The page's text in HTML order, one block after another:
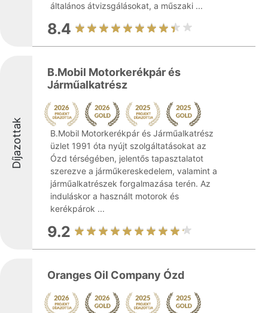
általános átvizsgálásokat, a műszaki ...
8.4
Díjazottak
B.Mobil Motorkerékpár és
Járműalkatrész
B.Mobil Motorkerékpár és Járműalkatrész
üzlet 1991 óta nyújt szolgáltatásokat az
Ózd térségében, jelentős tapasztalatot
szerezve a járműkereskedelem, valamint a
járműalkatrészek forgalmazása terén. Az
induláskor a használt motorok és
kerékpárok ...
9.2
Oranges Oil Company Ózd